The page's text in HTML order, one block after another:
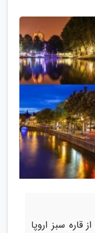
از قاره سبز اروپا